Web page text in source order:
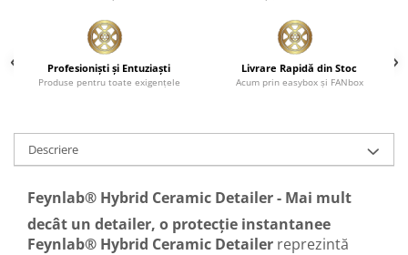
Accesorii Detailing Auto
Pulverizatoare
Pensule şi Perii
Kit-uri Detailing
Seria PRO (5L & 25L)
Interior
Jante şi Anvelope
Profesionişti şi Entuziaşti
Produse pentru toate exigenţele
Livrare Rapidă din Stoc
Acum prin easybox şi FANbox
Descriere
Feynlab® Hybrid Ceramic Detailer - Mai mult
decât un detailer, o protecție instantanee
Feynlab® Hybrid Ceramic Detailer reprezintă